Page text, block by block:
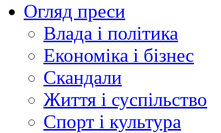
Огляд преси
Влада і політика
Економіка і бізнес
Скандали
Життя і суспільство
Спорт і культура